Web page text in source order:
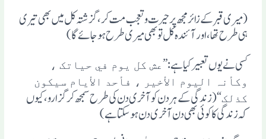
(میری قبر کے زائر مجھ پر حیرت وتعجب مت کر، گزشتہ کل میں بھی تیری
ہی طرح تھا، اور آئندہ کل تو بھی میری طرح ہوجائے گا)
کسی نے یوں تعبیر کیا ہے: ”عش کل یوم في حیاتک ،
وکأنہ الیوم الأخیر ، فأحد الأیام سیکون
کذلک“(زندگی کے ہر دن کو آخری دن کی طرح سمجھ کر گزارو، کیوں
کہ زندگی کاکوئی بھی دن آخری دن ہوسکتا ہے)